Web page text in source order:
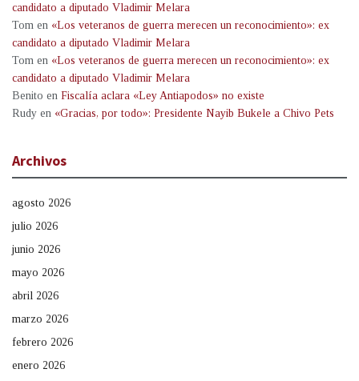
candidato a diputado Vladimir Melara
Tom en «Los veteranos de guerra merecen un reconocimiento»: ex
candidato a diputado Vladimir Melara
Tom en «Los veteranos de guerra merecen un reconocimiento»: ex
candidato a diputado Vladimir Melara
Benito en Fiscalía aclara «Ley Antiapodos» no existe
Rudy en «Gracias, por todo»: Presidente Nayib Bukele a Chivo Pets
Archivos
agosto 2026
julio 2026
junio 2026
mayo 2026
abril 2026
marzo 2026
febrero 2026
enero 2026